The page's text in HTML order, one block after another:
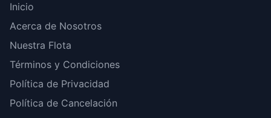
Inicio
Acerca de Nosotros
Nuestra Flota
Términos y Condiciones
Política de Privacidad
Política de Cancelación